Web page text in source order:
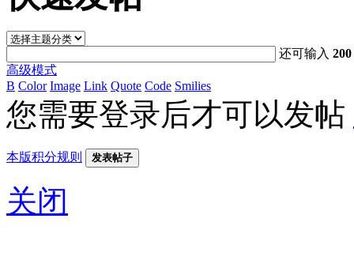
还可输入200
高级模式
B Color Image Link Quote Code Smilies
您需要登录后才可以发帖
本版积分规则 发表帖子
关闭